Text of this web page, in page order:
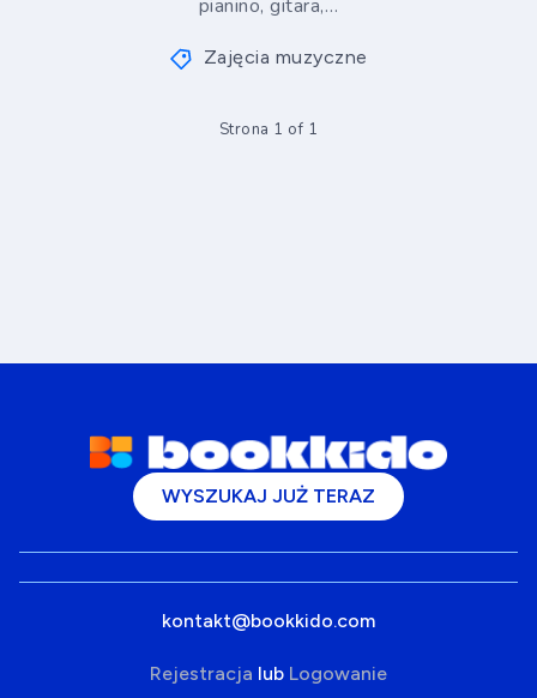
pianino, gitara,…
Zajęcia muzyczne
Strona 1 of 1
WYSZUKAJ JUŻ TERAZ
kontakt@bookkido.com
Rejestracja lub Logowanie